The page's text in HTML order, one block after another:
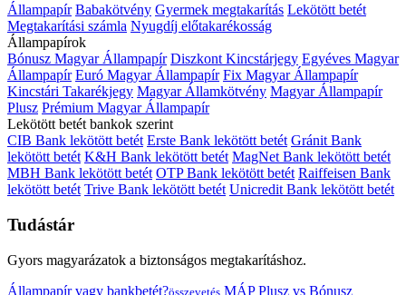
Állampapír Babakötvény Gyermek megtakarítás Lekötött betét
Megtakarítási számla Nyugdíj előtakarékosság
Állampapírok
Bónusz Magyar Állampapír Diszkont Kincstárjegy Egyéves Magyar
Állampapír Euró Magyar Állampapír Fix Magyar Állampapír
Kincstári Takarékjegy Magyar Államkötvény Magyar Állampapír
Plusz Prémium Magyar Állampapír
Lekötött betét bankok szerint
CIB Bank lekötött betét Erste Bank lekötött betét Gránit Bank
lekötött betét K&H Bank lekötött betét MagNet Bank lekötött betét
MBH Bank lekötött betét OTP Bank lekötött betét Raiffeisen Bank
lekötött betét Trive Bank lekötött betét Unicredit Bank lekötött betét
Tudástár
Gyors magyarázatok a biztonságos megtakarításhoz.
Állampapír vagy bankbetét?összevetés MÁP Plusz vs Bónusz